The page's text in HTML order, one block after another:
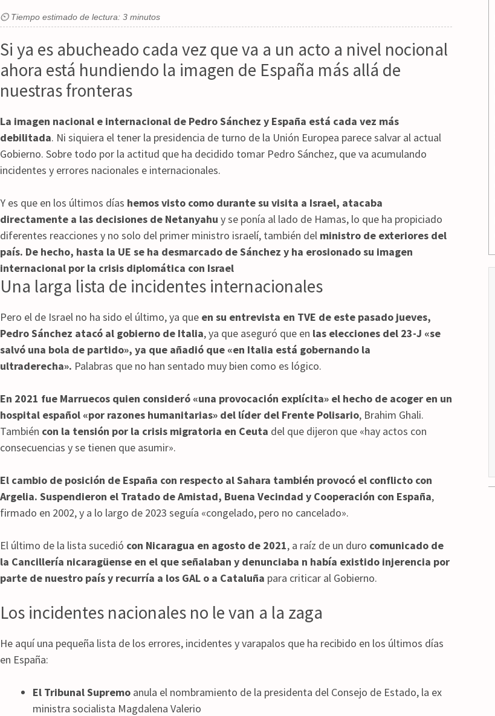
⏲ Tiempo estimado de lectura: 3 minutos
Si ya es abucheado cada vez que va a un acto a nivel nocional
ahora está hundiendo la imagen de España más allá de
nuestras fronteras
La imagen nacional e internacional de Pedro Sánchez y España está cada vez más
debilitada. Ni siquiera el tener la presidencia de turno de la Unión Europea parece salvar al actual
Gobierno. Sobre todo por la actitud que ha decidido tomar Pedro Sánchez, que va acumulando
incidentes y errores nacionales e internacionales.
Y es que en los últimos días hemos visto como durante su visita a Israel, atacaba
directamente a las decisiones de Netanyahu y se ponía al lado de Hamas, lo que ha propiciado
diferentes reacciones y no solo del primer ministro israelí, también del ministro de exteriores del
país. De hecho, hasta la UE se ha desmarcado de Sánchez y ha erosionado su imagen
internacional por la crisis diplomática con Israel
Una larga lista de incidentes internacionales
Pero el de Israel no ha sido el último, ya que en su entrevista en TVE de este pasado jueves,
Pedro Sánchez atacó al gobierno de Italia, ya que aseguró que en las elecciones del 23-J «se
salvó una bola de partido», ya que añadió que «en Italia está gobernando la
ultraderecha». Palabras que no han sentado muy bien como es lógico.
En 2021 fue Marruecos quien consideró «una provocación explícita» el hecho de acoger en un
hospital español «por razones humanitarias» del líder del Frente Polisario, Brahim Ghali.
También con la tensión por la crisis migratoria en Ceuta del que dijeron que «hay actos con
consecuencias y se tienen que asumir».
El cambio de posición de España con respecto al Sahara también provocó el conflicto con
Argelia. Suspendieron el Tratado de Amistad, Buena Vecindad y Cooperación con España,
firmado en 2002, y a lo largo de 2023 seguía «congelado, pero no cancelado».
El último de la lista sucedió con Nicaragua en agosto de 2021, a raíz de un duro comunicado de
la Cancillería nicaragüense en el que señalaban y denunciaba n había existido injerencia por
parte de nuestro país y recurría a los GAL o a Cataluña para criticar al Gobierno.
Los incidentes nacionales no le van a la zaga
He aquí una pequeña lista de los errores, incidentes y varapalos que ha recibido en los últimos días
en España:
El Tribunal Supremo anula el nombramiento de la presidenta del Consejo de Estado, la ex
ministra socialista Magdalena Valerio